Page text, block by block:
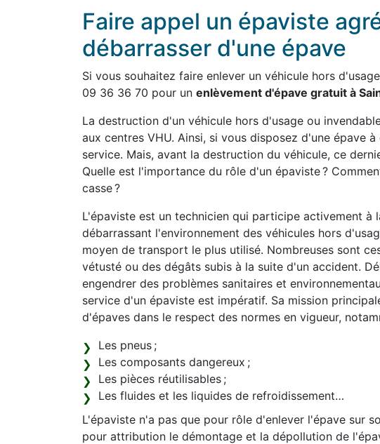
Faire appel un épaviste
débarrasser d'une épave
Si vous souhaitez faire enlever un véhicule hors
09 36 36 70 pour un enlèvement d'épave gratuit à
La destruction d'un véhicule hors d'usage ou
aux centres VHU. Ainsi, si vous disposez d'une épave
service. Mais, avant la destruction du véhicule, ce
Quelle est l'importance du rôle d'un épaviste ?
casse ?
L'épaviste est un technicien qui participe activement à
débarrassant l'environnement des véhicules hors
moyen de transport le plus utilisé. Nombreuses sont
vétusté ou des dégâts subis à la suite d'un accident.
engendrer des problèmes sanitaires et
service d'un épaviste est impératif. Sa mission
d'épaves dans le respect des normes en vigueur,
Les pneus ;
Les composants dangereux ;
Les pièces réutilisables ;
Les fluides et les liquides de refroidissement…
L'épaviste n'a pas que pour rôle d'enlever l'épave sur
pour attribution le démontage et la dépollution de